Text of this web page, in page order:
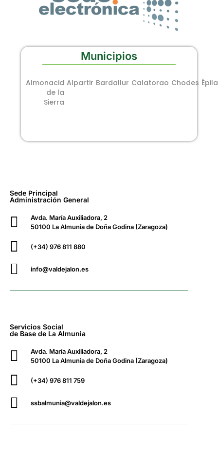
Municipios
Almonacid
de la
Sierra
Alpartir Bardallur Calatorao Chodes Épila
Sede Principal
Administración General
Avda. María Auxiliadora, 2
50100 La Almunia de Doña Godina (Zaragoza)
(+34) 976 811 880
info@valdejalon.es
Servicios Social
de Base de La Almunia
Avda. María Auxiliadora, 2
50100 La Almunia de Doña Godina (Zaragoza)
(+34) 976 811 759
ssbalmunia@valdejalon.es